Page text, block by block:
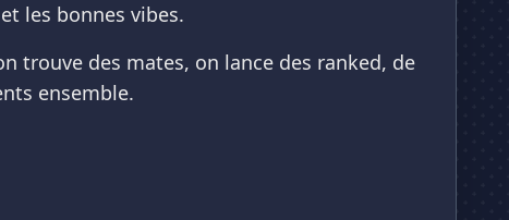
les bonnes vibes.
trouve des mates, on lance des ranked, de
ensemble.